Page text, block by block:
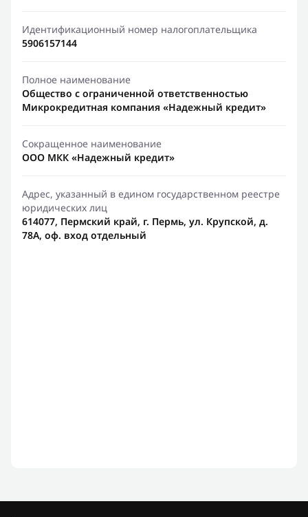
Идентификационный номер налогоплательщика
5906157144
Полное наименование
Общество с ограниченной ответственностью
Микрокредитная компания «Надежный кредит»
Сокращенное наименование
ООО МКК «Надежный кредит»
Адрес, указанный в едином государственном реестре
юридических лиц
614077, Пермский край, г. Пермь, ул. Крупской, д.
78А, оф. вход отдельный